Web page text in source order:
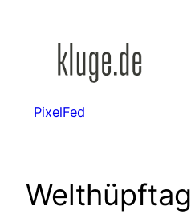
PixelFed
Welthüpftag